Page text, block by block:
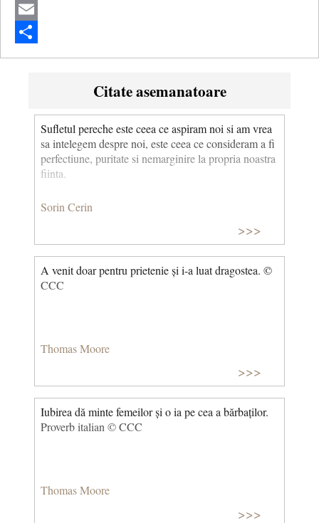
Twitter
Email
Share
Citate asemanatoare
Sufletul pereche este ceea ce aspiram noi si am vrea
sa intelegem despre noi, este ceea ce consideram a fi
perfectiune, puritate si nemarginire la propria noastra
fiinta.
Sorin Cerin
>>>
A venit doar pentru prietenie și i-a luat dragostea. ©
CCC
Thomas Moore
>>>
Iubirea dă minte femeilor și o ia pe cea a bărbaților.
Proverb italian © CCC
Thomas Moore
>>>